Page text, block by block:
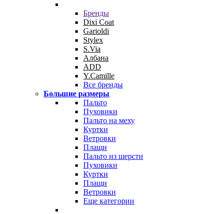
Бренды
Dixi Coat
Garioldi
Stylex
S.Via
Албана
ADD
Y.Camille
Все бренды
Большие размеры
Пальто
Пуховики
Пальто на меху
Куртки
Ветровки
Плащи
Пальто из шерсти
Пуховики
Куртки
Плащи
Ветровки
Еще категории